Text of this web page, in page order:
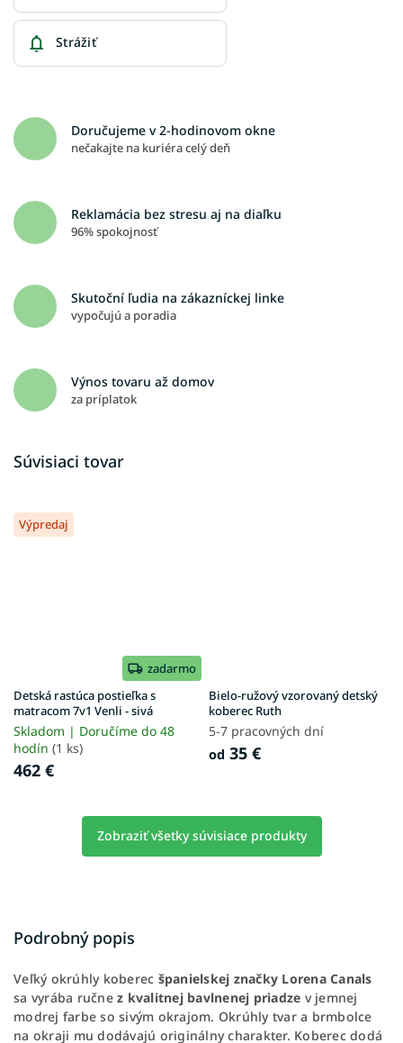
Strážiť
Doručujeme v 2-hodinovom okne
nečakajte na kuriéra celý deň
Reklamácia bez stresu aj na diaľku
96% spokojnosť
Skutoční ľudia na zákazníckej linke
vypočujú a poradia
Výnos tovaru až domov
za príplatok
Súvisiaci tovar
Výpredaj
zadarmo
Detská rastúca postieľka s
matracom 7v1 Venli - sivá
Skladom | Doručíme do 48
hodín (1 ks)
462 €
Bielo-ružový vzorovaný detský
koberec Ruth
5-7 pracovných dní
od 35 €
Zobraziť všetky súvisiace produkty
Podrobný popis
Veľký okrúhly koberec španielskej značky Lorena Canals
sa vyrába ručne z kvalitnej bavlnenej priadze v jemnej
modrej farbe so sivým okrajom. Okrúhly tvar a brmbolce
na okraji mu dodávajú originálny charakter. Koberec dodá